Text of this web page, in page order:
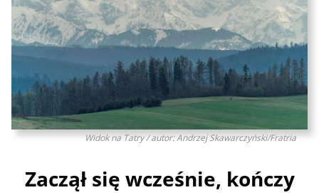
Widok na Tatry / autor: Andrzej Skawarczyński/Fratria
Zaczął się wcześnie, kończy